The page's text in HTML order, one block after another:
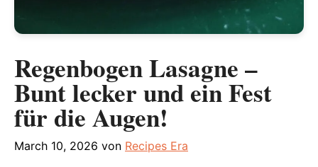
Regenbogen Lasagne –
Bunt lecker und ein Fest
für die Augen!
March 10, 2026 von Recipes Era